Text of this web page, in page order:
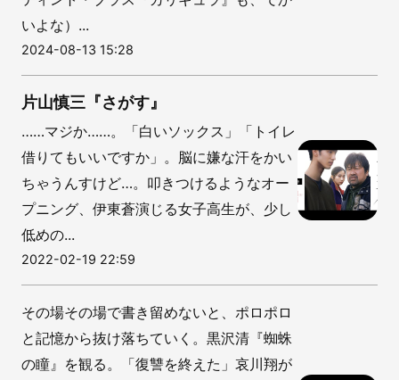
いよな）...
2024-08-13 15:28
片山慎三『さがす』
……マジか……。「白いソックス」「トイレ
借りてもいいですか」。脳に嫌な汗をかい
ちゃうんすけど…。叩きつけるようなオー
プニング、伊東蒼演じる女子高生が、少し
低めの...
2022-02-19 22:59
その場その場で書き留めないと、ポロポロ
と記憶から抜け落ちていく。黒沢清『蜘蛛
の瞳』を観る。「復讐を終えた」哀川翔が